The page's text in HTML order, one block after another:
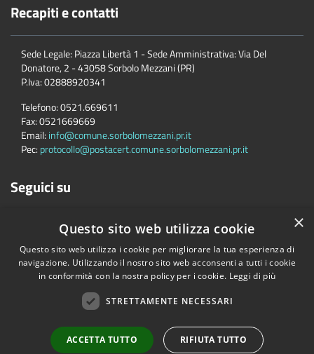
Recapiti e contatti
Sede Legale: Piazza Libertà 1 - Sede Amministrativa: Via Del
Donatore, 2 - 43058 Sorbolo Mezzani (PR)
P.Iva:02888920341
Telefono:0521.669611
Fax:0521669669
Email: info@comune.sorbolomezzani.pr.it
Pec: protocollo@postacert.comune.sorbolomezzani.pr.it
Seguici su
Accessibilità
Municipium
•Accesso redazione
×
Questo sito web utilizza cookie
Questo sito web utilizza i cookie per migliorare la tua esperienza di
navigazione. Utilizzando il nostro sito web acconsenti a tutti i cookie
in conformità con la nostra policy per i cookie. Leggi di più
STRETTAMENTE NECESSARI
ACCETTA TUTTO RIFIUTA TUTTO